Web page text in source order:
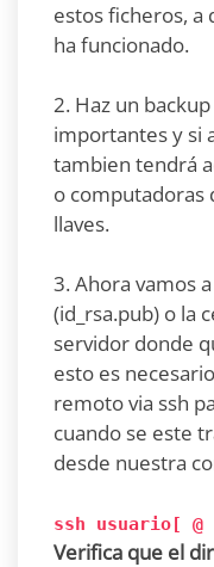
estos ficheros,
ha funcionado.
2. Haz un
importantes y si
tambien tendrá
o computadoras
llaves.
3. Ahora vamos
(id_rsa.pub) o la
servidor donde
esto es
remoto via ssh
cuando se este
desde nuestra
ssh usuario[ @
Verifica que el